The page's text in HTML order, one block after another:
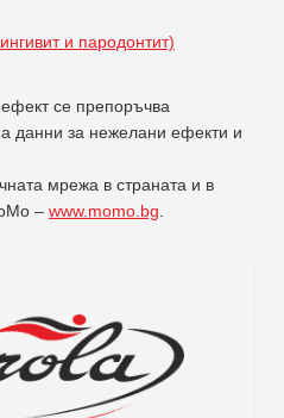
и пародонтит)
се препоръчва
данни за нежелани ефекти и
мрежа в страната и в
– www.momo.bg